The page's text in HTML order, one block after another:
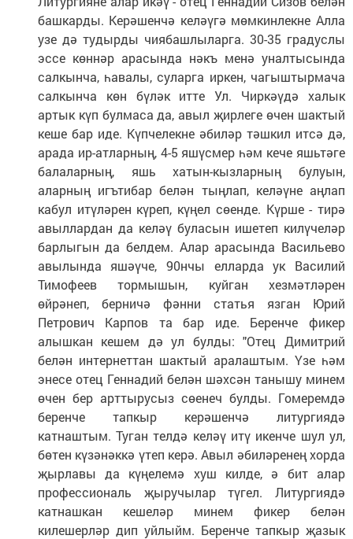
башкарды. Керәшенчә келәүгә мөмкинлекне Алла
узе дә тудырды чиябашлыларга. 30-35 градуслы
эссе көннәр арасында нәкъ менә уналтысында
салкынча, һавалы, суларга иркен, чагыштырмача
салкынча көн бүләк итте Ул. Чиркәүдә халык
артык күп булмаса да, авыл җирлеге өчен шактый
кеше бар иде. Күпчелекне әбиләр тәшкил итсә дә,
арада ир-атларның, 4-5 яшүсмер һәм кече яшьтәге
балаларның, яшь хатын-кызларның булуын,
аларның игътибар белән тыңлап, келәүне аңлап
кабул итүләрен күреп, күңел сөенде. Күрше - тирә
авыллардан да келәү буласын ишетеп килүчеләр
барлыгын да белдем. Алар арасында Васильево
авылында яшәүче, 90нчы елларда ук Василий
Тимофеев тормышын, куйган хезмәтләрен
өйрәнеп, берничә фәнни статья язган Юрий
Петрович Карпов та бар иде. Беренче фикер
алышкан кешем дә ул булды: "Отец Димитрий
белән интернеттан шактый аралаштым. Үзе һәм
энесе отец Геннадий белән шәхсән танышу минем
өчен бер арттырусыз сөенеч булды. Гомеремдә
беренче тапкыр керәшенчә литургиядә
катнаштым. Туган телдә келәү итү икенче шул ул,
бөтен күзәнәккә үтеп керә. Авыл әбиләренең хорда
җырлавы да күңелемә хуш килде, ә бит алар
профессиональ җыручылар түгел. Литургиядә
катнашкан кешеләр минем фикер белән
килешерләр дип уйлыйм. Беренче тапкыр җазык